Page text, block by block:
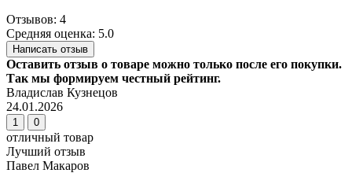
Отзывов: 4
Средняя оценка: 5.0
Написать отзыв
Оставить отзыв о товаре можно только после его покупки.
Так мы формируем честный рейтинг.
Владислав Кузнецов
24.01.2026
1 0
отличный товар
Лучший отзыв
Павел Макаров